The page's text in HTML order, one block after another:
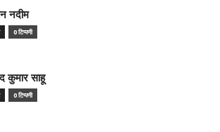
नदीम
0 टिप्पणी
कुमार साहू
0 टिप्पणी